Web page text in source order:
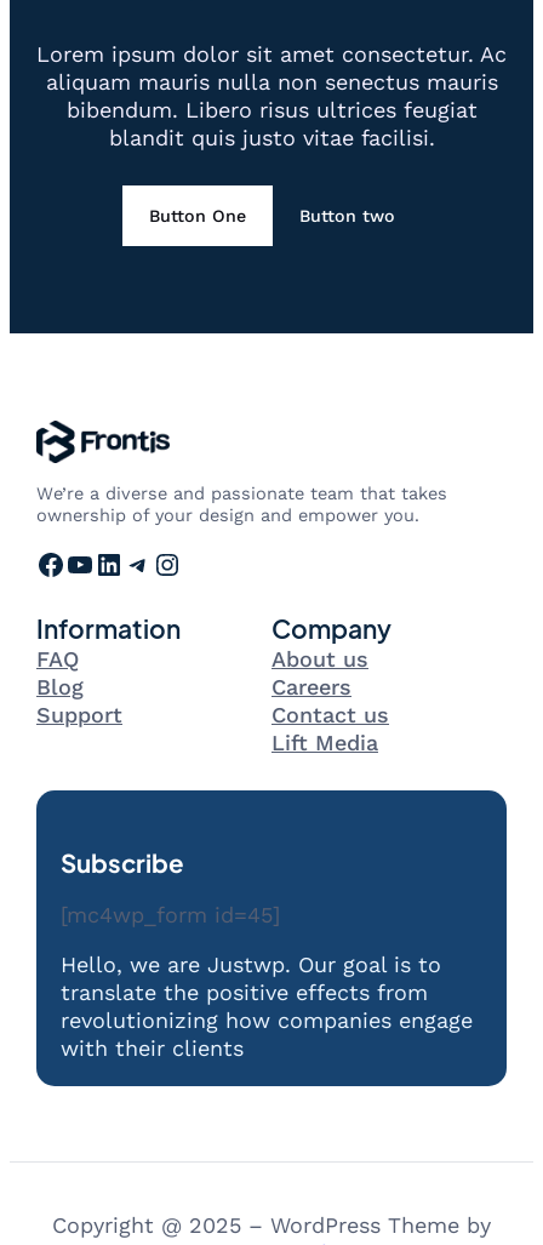
Lorem ipsum dolor sit amet consectetur. Ac
aliquam mauris nulla non senectus mauris
bibendum. Libero risus ultrices feugiat
blandit quis justo vitae facilisi.
Button One Button two
We’re a diverse and passionate team that takes
ownership of your design and empower you.
Facebook YouTube LinkedIn Telegram Instagram
Information
FAQ
Blog
Support
Company
About us
Careers
Contact us
Lift Media
Subscribe
[mc4wp_form id=45]
Hello, we are Justwp. Our goal is to
translate the positive effects from
revolutionizing how companies engage
with their clients
Copyright @ 2025 – WordPress Theme by